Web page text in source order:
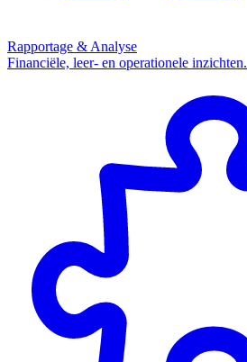
Rapportage & Analyse
Financiële, leer- en operationele inzichten.